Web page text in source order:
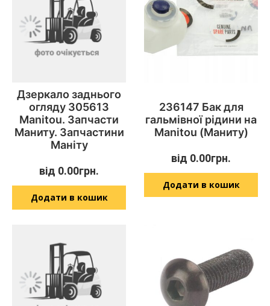
Дзеркало заднього
огляду 305613
Manitou. Запчасти
Маниту. Запчастини
Маніту
від 0.00грн.
Додати в кошик
236147 Бак для
гальмівної рідини на
Manitou (Маниту)
від 0.00грн.
Додати в кошик